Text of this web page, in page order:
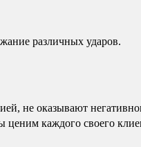
различных ударов.
не оказывают
каждого своего